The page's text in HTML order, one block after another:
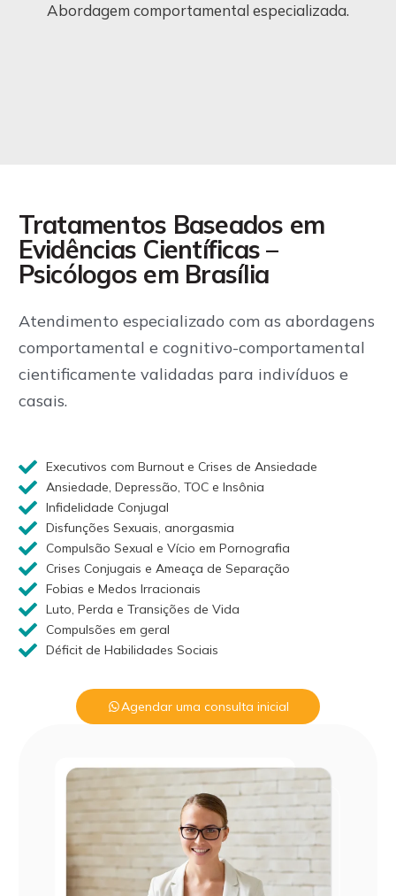
Abordagem comportamental especializada.
Tratamentos Baseados em
Evidências Científicas –
Psicólogos em Brasília
Atendimento especializado com as abordagens
comportamental e cognitivo-comportamental
cientificamente validadas para indivíduos e
casais.
Executivos com Burnout e Crises de Ansiedade
Ansiedade, Depressão, TOC e Insônia
Infidelidade Conjugal
Disfunções Sexuais, anorgasmia
Compulsão Sexual e Vício em Pornografia
Crises Conjugais e Ameaça de Separação
Fobias e Medos Irracionais
Luto, Perda e Transições de Vida
Compulsões em geral
Déficit de Habilidades Sociais
Agendar uma consulta inicial